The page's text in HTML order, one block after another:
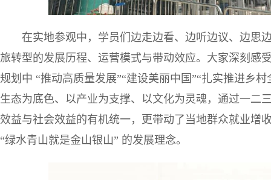
在实地参观中，学员们边走边看、边听边议、边思
旅转型的发展历程、运营模式与带动效应。大家深刻感
规划中 “推动高质量发展”“建设美丽中国”“扎实推进乡
生态为底色、以产业为支撑、以文化为灵魂，通过一二
效益与社会效益的有机统一，更带动了当地群众就业增
“绿水青山就是金山银山” 的发展理念。